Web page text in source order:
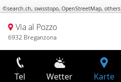
©search.ch, swisstopo, OpenStreetMap, others
Via al Pozzo
6932 Breganzona
Tel Wetter Karte